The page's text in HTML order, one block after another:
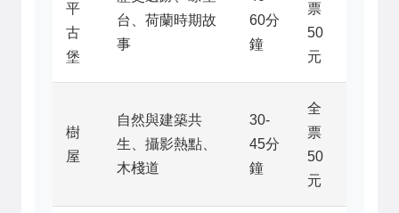
平
古
堡
台、荷蘭時期故
事
60分
鐘
票
50
元
樹
屋
自然與建築共
生、攝影熱點、
木棧道
30-
45分
鐘
全
票
50
元